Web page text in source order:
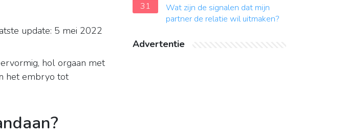
update: 5 mei 2022
hol orgaan met
het embryo tot
31
Wat zijn de signalen dat mijn
partner de relatie wil uitmaken?
Advertentie